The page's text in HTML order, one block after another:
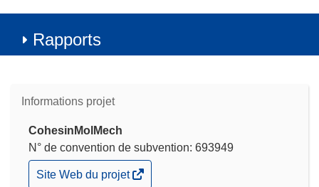
Rapports
Informations projet
CohesinMolMech
N° de convention de subvention: 693949
(s’ouvre
Site Web du projet